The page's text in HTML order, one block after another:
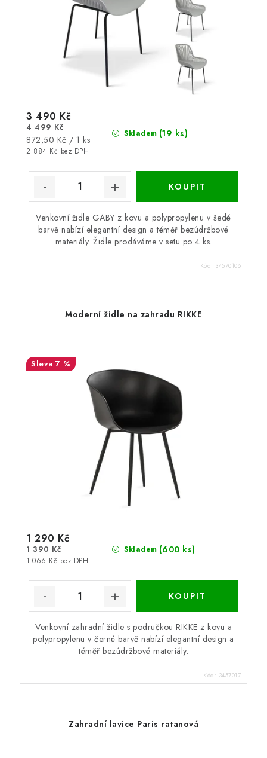
Skladem (19 ks)
2 884 Kč bez DPH
3 490 Kč
4 499 Kč
Měrná
cena:
872,50 Kč / 1 ks
Venkovní židle GABY z kovu a polypropylenu v šedé
barvě nabízí elegantní design a téměř bezúdržbové
materiály. Židle prodáváme v setu po 4 ks.
Kód: 34570106
Moderní židle na zahradu RIKKE
7 %
Skladem (600 ks)
1 066 Kč bez DPH
1 290 Kč
1 390 Kč
Venkovní zahradní židle s područkou RIKKE z kovu a
polypropylenu v černé barvě nabízí elegantní design a
téměř bezúdržbové materiály.
Kód: 3457017
Zahradní lavice Paris ratanová